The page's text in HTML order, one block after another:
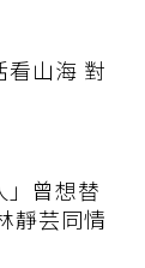
看山海 對
」曾想替
靜芸同情